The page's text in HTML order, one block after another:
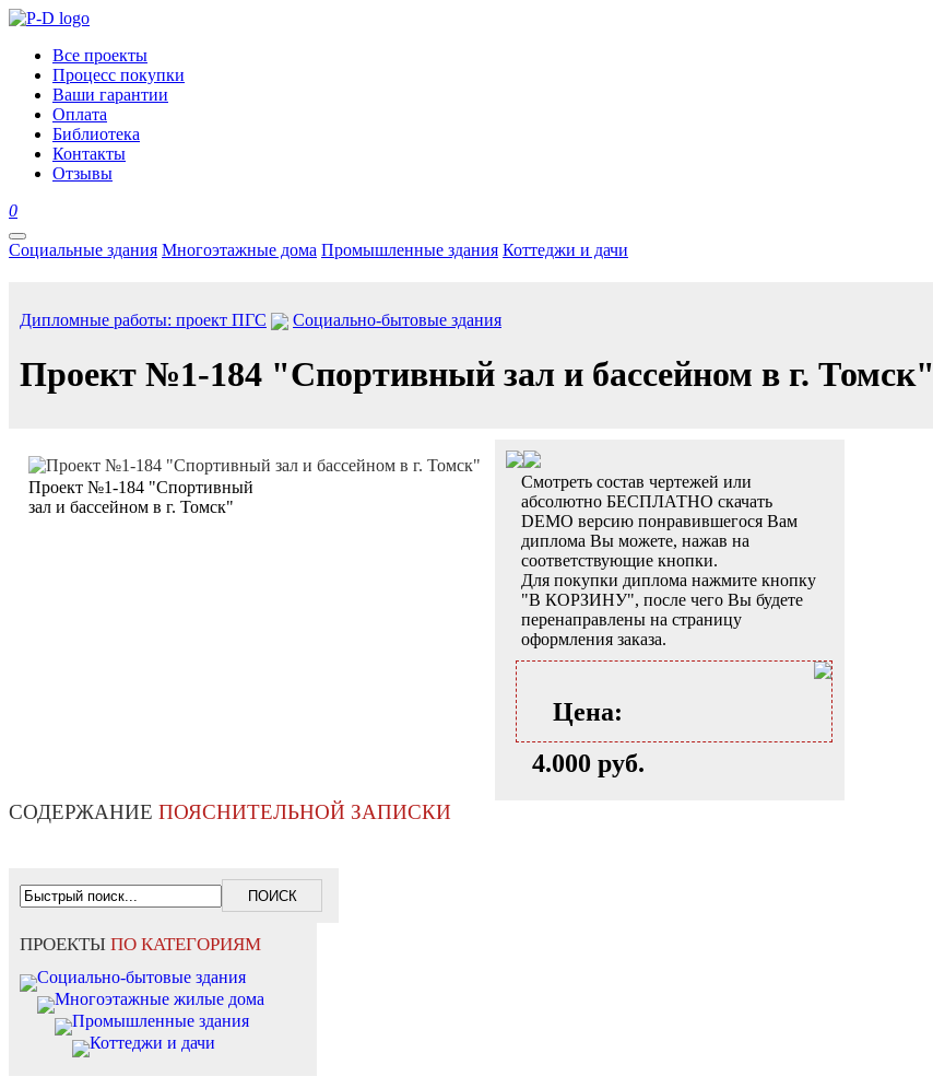
Все проекты
Процесс покупки
Ваши гарантии
Оплата
Библиотека
Контакты
Отзывы
0
Социальные здания Многоэтажные дома Промышленные здания Коттеджи и дачи
Дипломные работы: проект ПГС Социально-бытовые здания
Проект №1-184 "Спортивный зал и бассейном в г. Томск"
Проект №1-184 "Спортивный
зал и бассейном в г. Томск"
Смотреть состав чертежей или
абсолютно БЕСПЛАТНО скачать
DEMO версию понравившегося Вам
диплома Вы можете, нажав на
соответствующие кнопки.
Для покупки диплома нажмите кнопку
"В КОРЗИНУ", после чего Вы будете
перенаправлены на страницу
оформления заказа.
Цена:
4.000 руб.
СОДЕРЖАНИЕ ПОЯСНИТЕЛЬНОЙ ЗАПИСКИ
ПРОЕКТЫ ПО КАТЕГОРИЯМ
Социально-бытовые здания
Многоэтажные жилые дома
Промышленные здания
Коттеджи и дачи